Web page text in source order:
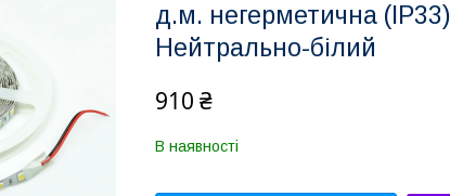
д.м. негерметична
Нейтрально-білий
910 ₴
В наявності